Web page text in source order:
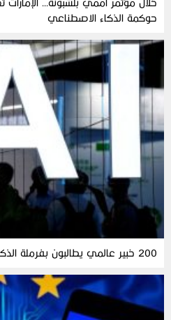
حوكمة الذكاء الاصطناعي
200 خبير عالمي يطالبون بفرملة الذكاء الاصطناعي